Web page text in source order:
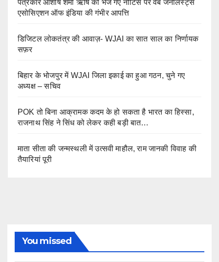
पत्रकार आशीष शर्मा ऋषि को भेजे गए नोटिस पर वेब जर्नलिस्ट्स
एसोसिएशन ऑफ इंडिया की गंभीर आपत्ति
डिजिटल लोकतंत्र की आवाज़- WJAI का सात साल का निर्णायक
सफ़र
बिहार के भोजपुर में WJAI जिला इकाई का हुआ गठन, चुने गए
अध्यक्ष – सचिव
POK तो बिना आक्रामक कदम के हो सकता है भारत का हिस्सा,
राजनाथ सिंह ने सिंध को लेकर कही बड़ी बात…
माता सीता की जन्मस्थली में उत्सवी माहौल, राम जानकी विवाह की
तैयारियां पूरी
You missed